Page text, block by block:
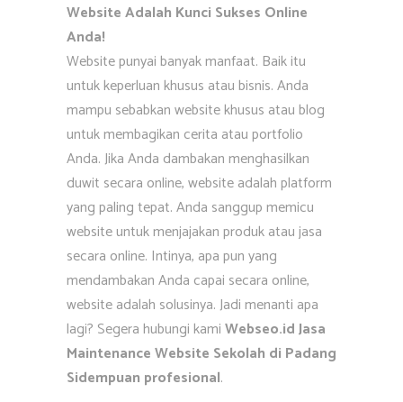
Website Adalah Kunci Sukses Online
Anda!
Website punyai banyak manfaat. Baik itu
untuk keperluan khusus atau bisnis. Anda
mampu sebabkan website khusus atau blog
untuk membagikan cerita atau portfolio
Anda. Jika Anda dambakan menghasilkan
duwit secara online, website adalah platform
yang paling tepat. Anda sanggup memicu
website untuk menjajakan produk atau jasa
secara online. Intinya, apa pun yang
mendambakan Anda capai secara online,
website adalah solusinya. Jadi menanti apa
lagi? Segera hubungi kamiWebseo.id Jasa
Maintenance Website Sekolah di Padang
Sidempuan profesional.